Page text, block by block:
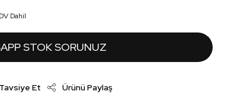
Dahil
STOK SORUNUZ
Tavsiye Et Ürünü Paylaş